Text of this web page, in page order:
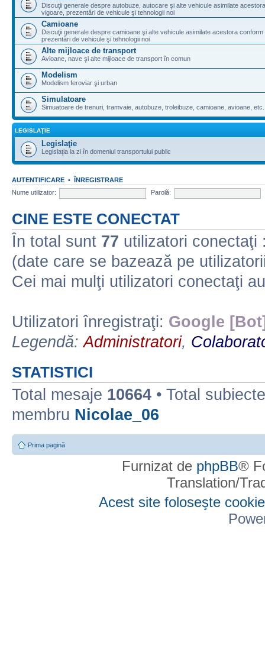
Discuţii generale despre autobuze, autocare şi alte vehicule asimilate
vigoare, prezentări de vehicule şi tehnologii noi
Camioane
Discuţii generale despre camioane şi alte vehicule asimilate acestora
prezentări de vehicule şi tehnologii noi
Alte mijloace de transport
Avioane, nave şi alte mijloace de transport în comun
Modelism
Modelism feroviar şi urban
Simulatoare
Simuatoare de trenuri, tramvaie, autobuze, troleibuze, camioane, avioane, etc.
LEGISLAŢIE
Legislaţie
Legislaţia la zi în domeniul transportului public
AUTENTIFICARE • ÎNREGISTRARE
Nume utilizator:
Parolă:
CINE ESTE CONECTAT
În total sunt 77 utilizatori conectaţi
(date care se bazează pe
Cei mai mulţi utilizatori conectaţi
Utilizatori înregistraţi: Google
Legendă:Administratori,
STATISTICI
Total mesaje 10664 • Total
membru Nicolae_06
Prima pagină
Furnizat de phpBB®
Translation/
Acest site foloseşte